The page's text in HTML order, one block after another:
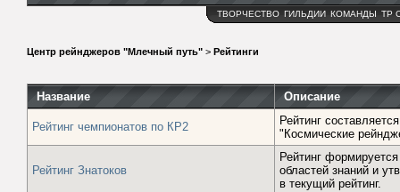
ТВОРЧЕСТВО ГИЛЬДИИ КОМАНДЫ ТР
Центр рейнджеров "Млечный путь" > Рейтинги
Название Описание
Рейтинг чемпионатов по КР2
Рейтинг
"Космические
Рейтинг Знатоков
Рейтинг
областей знаний и
в текущий рейтинг.